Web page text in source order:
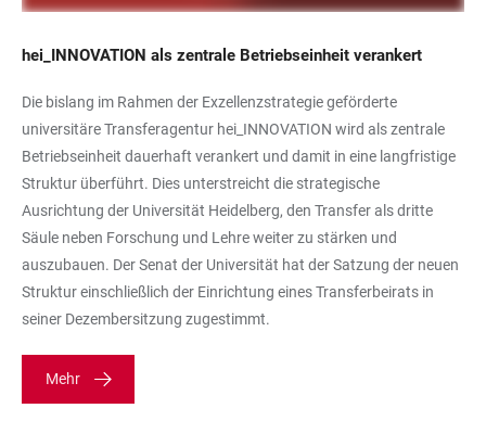
hei_INNOVATION als zentrale Betriebseinheit verankert
Die bislang im Rahmen der Exzellenzstrategie geförderte
universitäre Transferagentur hei_INNOVATION wird als zentrale
Betriebseinheit dauerhaft verankert und damit in eine langfristige
Struktur überführt. Dies unterstreicht die strategische
Ausrichtung der Universität Heidelberg, den Transfer als dritte
Säule neben Forschung und Lehre weiter zu stärken und
auszubauen. Der Senat der Universität hat der Satzung der neuen
Struktur einschließlich der Einrichtung eines Transferbeirats in
seiner Dezembersitzung zugestimmt.
Mehr